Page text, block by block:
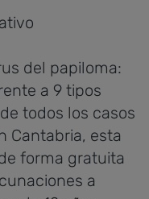
del papiloma:
a 9 tipos
todos los casos
Cantabria, esta
forma gratuita
a